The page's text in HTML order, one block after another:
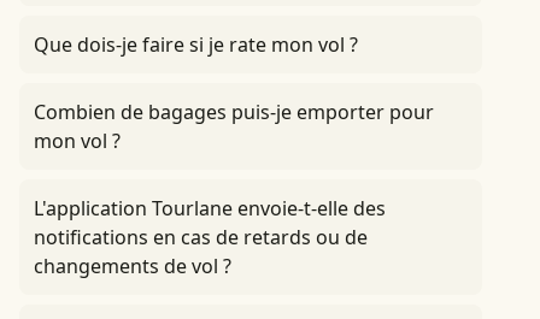
Que dois-je faire si je rate mon vol ?
Combien de bagages puis-je emporter pour
mon vol ?
L'application Tourlane envoie-t-elle des
notifications en cas de retards ou de
changements de vol ?